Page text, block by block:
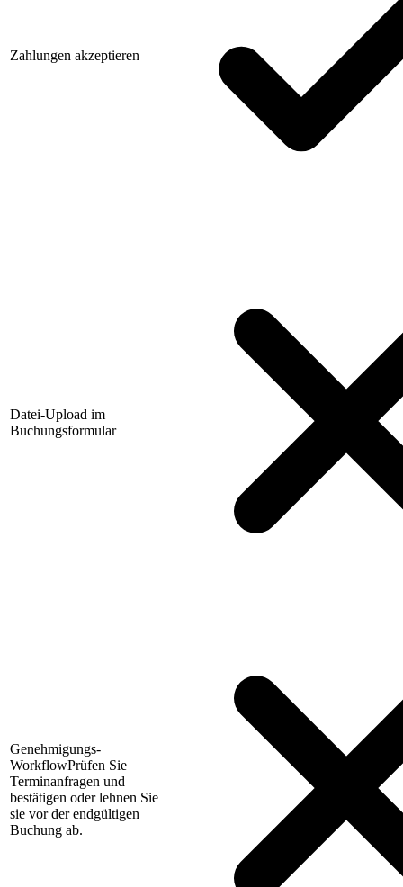
Zahlungen akzeptieren
Datei-Upload im
Buchungsformular
Genehmigungs-
WorkflowPrüfen Sie
Terminanfragen und
bestätigen oder lehnen Sie
sie vor der endgültigen
Buchung ab.